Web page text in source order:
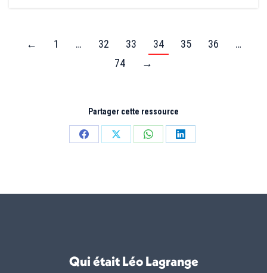
← 1 … 32 33 34 35 36
…
74
→
Partager cette ressource
PartagerPartagerPartagerPartager
Qui était Léo Lagrange